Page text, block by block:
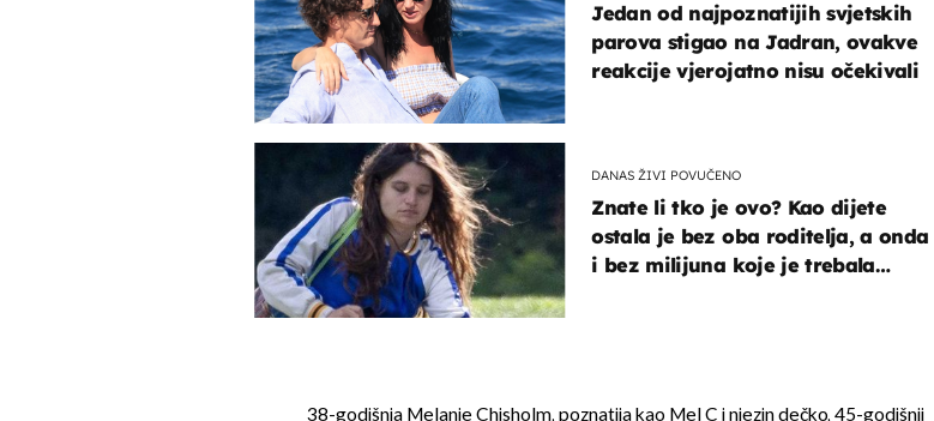
Jedan od najpoznatijih svjetskih
parova stigao na Jadran, ovakve
reakcije vjerojatno nisu očekivali
DANAS ŽIVI POVUČENO
Znate li tko je ovo? Kao dijete
ostala je bez oba roditelja, a onda
i bez milijuna koje je trebala
38-godišnja Melanie Chisholm, poznatija kao Mel C i njezin dečko, 45-godišnji